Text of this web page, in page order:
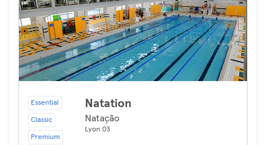
Essential
Classic
Premium
Natation
Natação
Lyon 03